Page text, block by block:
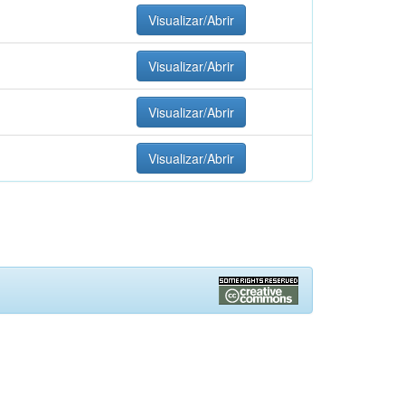
Visualizar/Abrir
Visualizar/Abrir
Visualizar/Abrir
Visualizar/Abrir